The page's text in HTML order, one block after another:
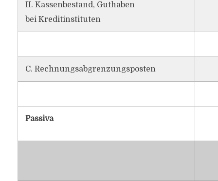
II. Kassenbestand, Guthaben
bei Kreditinstituten
C. Rechnungsabgrenzungsposten
Passiva